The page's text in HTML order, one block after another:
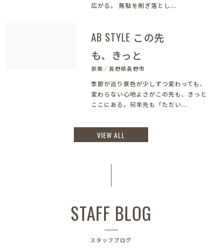
広がる。 無駄を削ぎ落とし...
AB STYLE この先
も、きっと
新築／長野県長野市
季節が巡り景色が少しずつ変わっても、
変わらない心地よさがこの先も、きっと
ここにある。何年先も「ただい...
VIEW ALL
STAFF BLOG
スタッフブログ